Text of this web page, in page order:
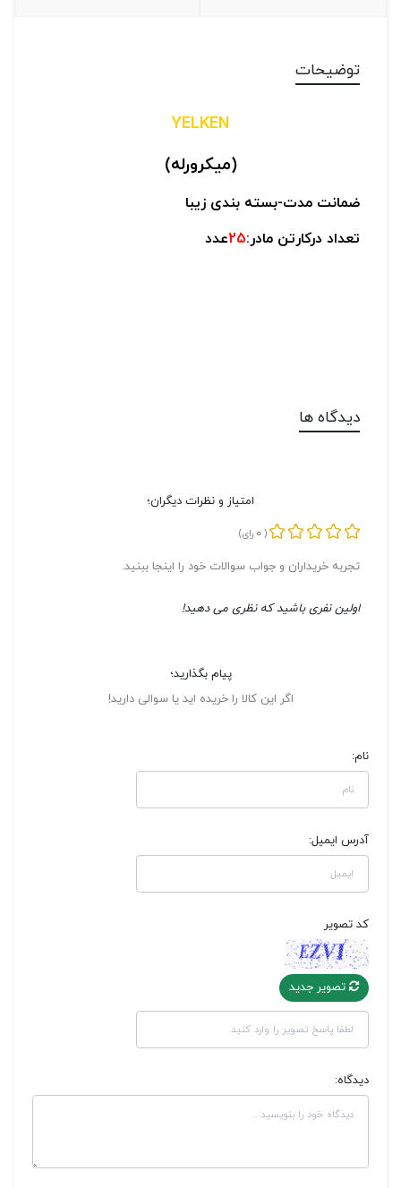
توضیحات
YELKEN
(میکرورله)
ضمانت مدت-بسته بندی زیبا
تعداد درکارتن مادر:25عدد
دیدگاه ها
امتیاز و نظرات دیگران؛
(
0 رای)
تجربه خریداران و جواب سوالات خود را اینجا ببنید.
اولین نفری باشید که نظری می دهید!
پیام بگذارید؛
اگر این کالا را خریده اید یا سوالی دارید!
نام:
آدرس ایمیل:
کد تصویر
تصویر جدید
دیدگاه: